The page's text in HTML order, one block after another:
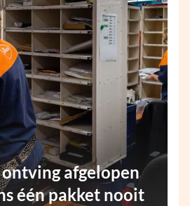
afgelopen
één pakket nooit